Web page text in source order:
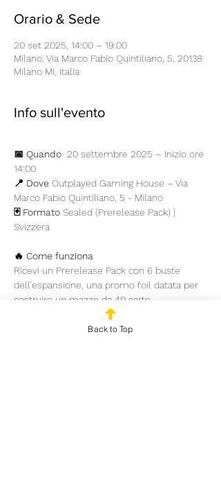
Orario & Sede
20 set 2025, 14:00 – 19:00
Milano, Via Marco Fabio Quintiliano, 5, 20138
Milano MI, Italia
Info sull'evento
📅 Quando 20 settembre 2025 – Inizio ore
14:00
📍 Dove Outplayed Gaming House – Via
Marco Fabio Quintiliano, 5 - Milano
🃏 Formato Sealed (Prerelease Pack) |
Svizzera
🔥 Come funziona
Ricevi un Prerelease Pack con 6 buste
dell’espansione, una promo foil datata per
costruire un mazzo da 40 carte.
Si gioca in 3 o 4 turni, a seconda del
numero di iscritti, con pairing svizzeri e
Back to Top